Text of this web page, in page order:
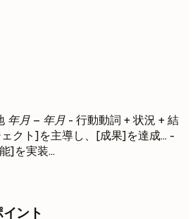
年月 – 年月 - 行動動詞 + 状況 + 結
クト]を主導し、[成果]を達成... -
]を実装...
ント